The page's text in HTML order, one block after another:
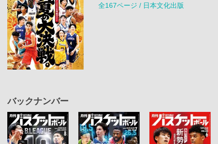
全167ページ / 日本文化出版
バックナンバー